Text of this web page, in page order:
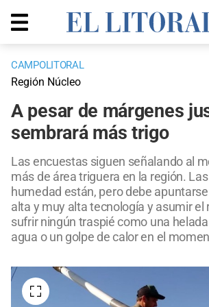
CAMPOLITORAL
Región Núcleo
A pesar de márgenes
sembrará más trigo
Las encuestas siguen señalando al
más de área triguera en la región.
humedad están, pero debe
alta y muy alta tecnología y asumir el
sufrir ningún traspié como una
agua o un golpe de calor en el